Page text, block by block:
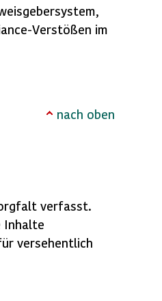
Verstößen im
nach oben
verfasst.
Inhalte
versehentlich